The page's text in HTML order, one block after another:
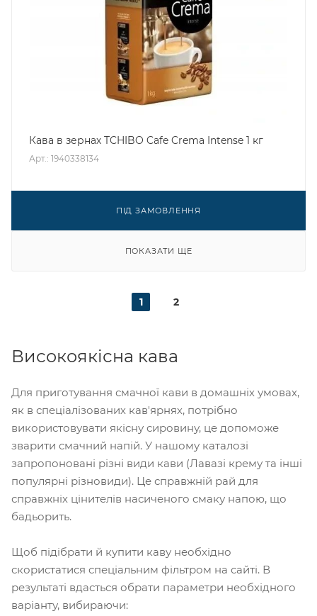
Кава в зернах TCHIBO Cafe Crema Intense 1 кг
Арт.: 1940338134
ПІД ЗАМОВЛЕННЯ
ПОКАЗАТИ ЩЕ
1 2
Високоякісна кава
Для приготування смачної кави в домашніх умовах,
як в спеціалізованих кав'ярнях, потрібно
використовувати якісну сировину, це допоможе
зварити смачний напій. У нашому каталозі
запропоновані різні види кави (Лавазі крему та інші
популярні різновиди). Це справжній рай для
справжніх цінителів насиченого смаку напою, що
бадьорить.
Щоб підібрати й купити каву необхідно
скористатися спеціальним фільтром на сайті. В
результаті вдасться обрати параметри необхідного
варіанту, вибираючи: